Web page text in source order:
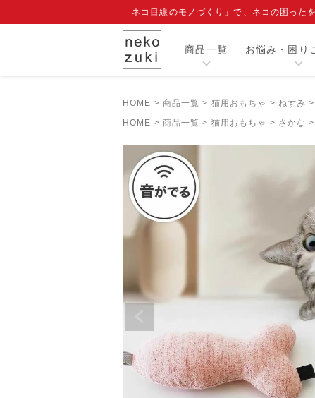
「ネコ目線のモノづくり」で、ネコの困った
商品一覧
人気商品
爪切り補助具『もふもふマスク』
寒さ対策グッズ
お悩み・困り
HOME 商品一覧 猫用おもちゃ ねずみ
HOME
商品一覧 猫用おもちゃ さかな